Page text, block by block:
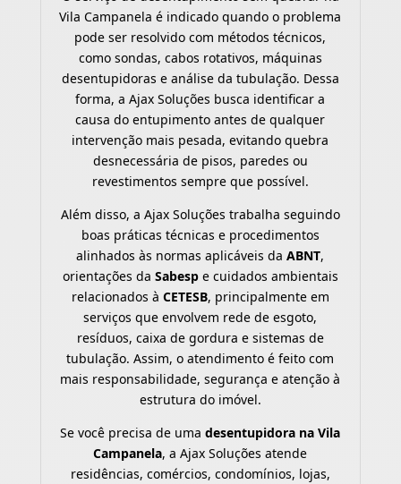
Vila Campanela é indicado quando o problema
pode ser resolvido com métodos técnicos,
como sondas, cabos rotativos, máquinas
desentupidoras e análise da tubulação. Dessa
forma, a Ajax Soluções busca identificar a
causa do entupimento antes de qualquer
intervenção mais pesada, evitando quebra
desnecessária de pisos, paredes ou
revestimentos sempre que possível.
Além disso, a Ajax Soluções trabalha seguindo
boas práticas técnicas e procedimentos
alinhados às normas aplicáveis daABNT,
orientações da Sabespe cuidados ambientais
relacionados à CETESB, principalmente em
serviços que envolvem rede de esgoto,
resíduos, caixa de gordura e sistemas de
tubulação. Assim, o atendimento é feito com
mais responsabilidade, segurança e atenção à
estrutura do imóvel.
Se você precisa de umadesentupidora na Vila
Campanela, a Ajax Soluções atende
residências, comércios, condomínios, lojas,